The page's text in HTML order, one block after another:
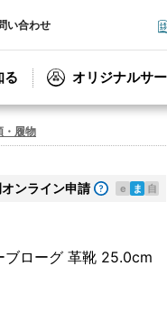
い合わせ
る オリジナルサ
・履物
ンライン申請 e ま 自
ローグ 革靴 25.0cm